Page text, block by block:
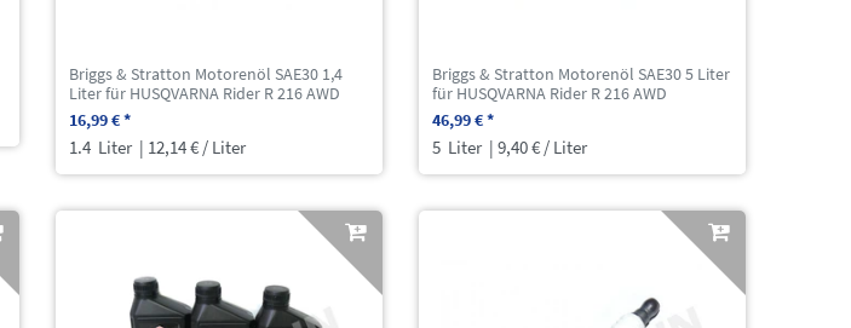
Briggs & Stratton Motorenöl SAE30 1,4
Liter für HUSQVARNA Rider R 216 AWD
16,99 € *
1.4 Liter | 12,14 € / Liter
Briggs & Stratton Motorenöl SAE30 5 Liter
für HUSQVARNA Rider R 216 AWD
46,99 € *
5 Liter | 9,40 € / Liter